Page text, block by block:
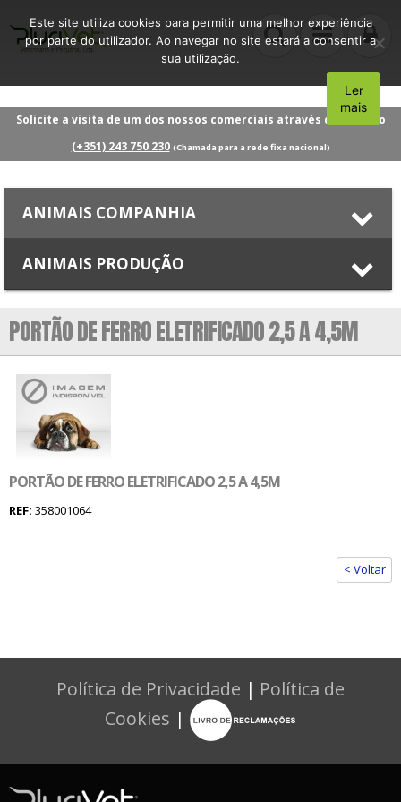
Solicite a visita de um dos nossos comerciais através do número
(+351) 243 750 230 (Chamada para a rede fixa nacional)
ANIMAIS COMPANHIA
ANIMAIS PRODUÇÃO
PORTÃO DE FERRO ELETRIFICADO 2,5 A 4,5M
PORTÃO DE FERRO ELETRIFICADO 2,5 A 4,5M
REF: 358001064
< Voltar
Política de Privacidade | Política de
Cookies |
Este site utiliza cookies para permitir uma melhor experiência
por parte do utilizador. Ao navegar no site estará a consentir a
sua utilização.
Aceito
Ler
mais